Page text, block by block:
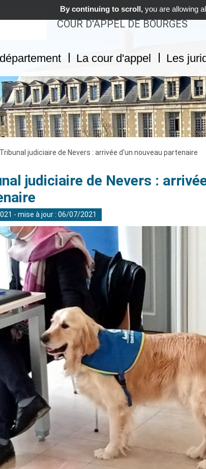
COUR D'APPEL DE BOURGES
La cour d'appel Les
Tribunal judiciaire de Nevers : arrivée d'un nouveau partenaire
judiciaire de Nevers :
- mise à jour : 06/07/2021
By continuing to scroll, you are allowing